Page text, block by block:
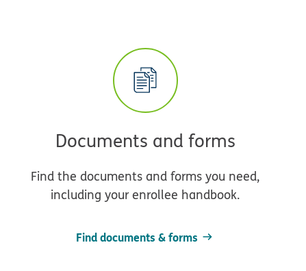
Documents and forms
Find the documents and forms you need,
including your enrollee handbook.
Find documents & forms